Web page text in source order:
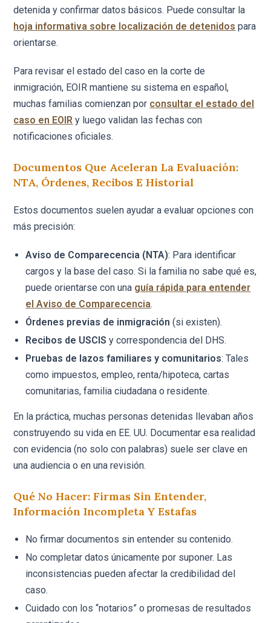
detenida y confirmar datos básicos. Puede consultar la
hoja informativa sobre localización de detenidos para
orientarse.
Para revisar el estado del caso en la corte de
inmigración, EOIR mantiene su sistema en español,
muchas familias comienzan por consultar el estado del
caso en EOIR y luego validan las fechas con
notificaciones oficiales.
Documentos Que Aceleran La Evaluación:
NTA, Órdenes, Recibos E Historial
Estos documentos suelen ayudar a evaluar opciones con
más precisión:
Aviso de Comparecencia (NTA): Para identificar
cargos y la base del caso. Si la familia no sabe qué es,
puede orientarse con una guía rápida para entender
el Aviso de Comparecencia.
Órdenes previas de inmigración (si existen).
Recibos de USCIS y correspondencia del DHS.
Pruebas de lazos familiares y comunitarios: Tales
como impuestos, empleo, renta/hipoteca, cartas
comunitarias, familia ciudadana o residente.
En la práctica, muchas personas detenidas llevaban años
construyendo su vida en EE. UU. Documentar esa realidad
con evidencia (no solo con palabras) suele ser clave en
una audiencia o en una revisión.
Qué No Hacer: Firmas Sin Entender,
Información Incompleta Y Estafas
No firmar documentos sin entender su contenido.
No completar datos únicamente por suponer. Las
inconsistencias pueden afectar la credibilidad del
caso.
Cuidado con los “notarios” o promesas de resultados